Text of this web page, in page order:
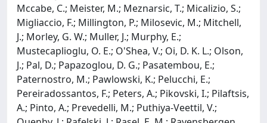
Mccabe, C.; Meister, M.; Meznarsic, T.; Micalizio, S.;
Migliaccio, F.; Millington, P.; Milosevic, M.; Mitchell,
J.; Morley, G. W.; Muller, J.; Murphy, E.;
Mustecaplioglu, O. E.; O'Shea, V.; Oi, D. K. L.; Olson,
J.; Pal, D.; Papazoglou, D. G.; Pasatembou, E.;
Paternostro, M.; Pawlowski, K.; Pelucchi, E.;
Pereiradossantos, F.; Peters, A.; Pikovski, I.; Pilaftsis,
A.; Pinto, A.; Prevedelli, M.; Puthiya-Veettil, V.;